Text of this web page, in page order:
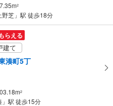
2
野芝」駅 徒歩18分
らえる
建て
湊町5丁
2
」駅 徒歩15分